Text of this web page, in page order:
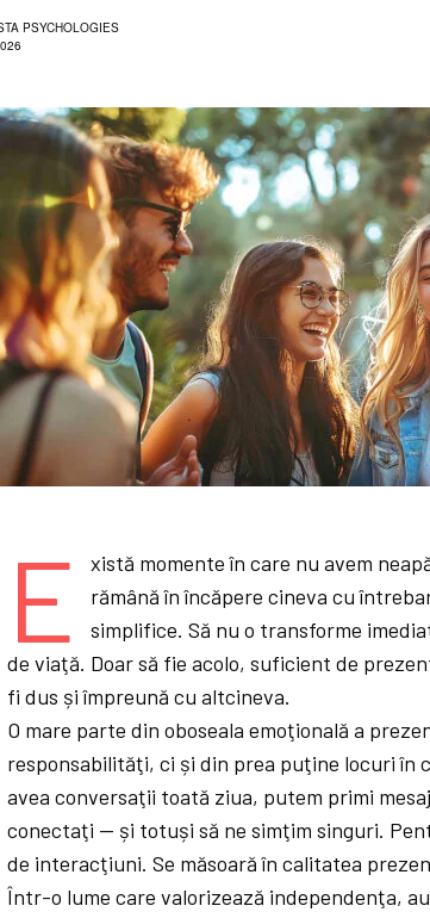
PSYCHOLOGIES
E
xistă momente în care nu avem
rămână în încăpere cineva cu
simplifice. Să nu o transforme
de viaţă. Doar să fie acolo, suficient de
fi dus și împreună cu altcineva.
O mare parte din oboseala emoţională a
responsabilităţi, ci și din prea puţine locuri în
avea conversaţii toată ziua, putem primi
conectaţi — și totuși să ne simţim singuri.
de interacţiuni. Se măsoară în calitatea
Într-o lume care valorizează independenţa,